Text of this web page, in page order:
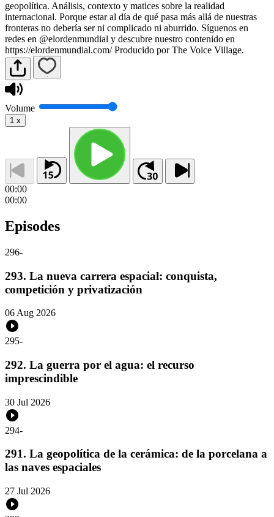
geopolítica. Análisis, contexto y matices sobre la realidad
internacional. Porque estar al día de qué pasa más allá de nuestras
fronteras no debería ser ni complicado ni aburrido. Síguenos en
redes en @elordenmundial y descubre nuestro contenido en
https://elordenmundial.com/ Producido por The Voice Village.
Volume
1 x
00:00
00:00
Episodes
296-
293. La nueva carrera espacial: conquista,
competición y privatización
06 Aug 2026
295-
292. La guerra por el agua: el recurso
imprescindible
30 Jul 2026
294-
291. La geopolítica de la cerámica: de la porcelana a
las naves espaciales
27 Jul 2026